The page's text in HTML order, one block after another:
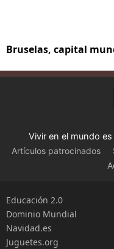
Bruselas, capital
Vivir en el mundo
Artículos patrocinados
Educación 2.0
Dominio Mundial
Navidad.es
Juguetes.org